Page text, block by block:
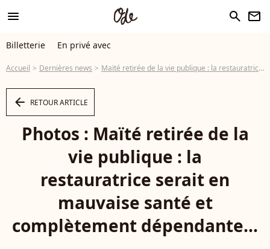
menu search newsletter
Billetterie En privé avec
Accueil Dernières news Maïté retirée de la vie publique : la restauratrice serait en mauvaise santé et complètement dépendante...
arrow_left RETOUR ARTICLE
Photos : Maïté retirée de la
vie publique : la
restauratrice serait en
mauvaise santé et
complètement dépendante...